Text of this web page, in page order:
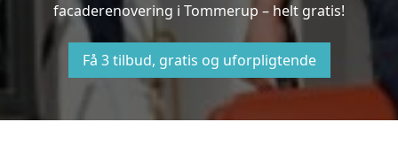
facaderenovering i Tommerup – helt gratis!
Få 3 tilbud, gratis og uforpligtende